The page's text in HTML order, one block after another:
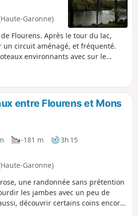
Garonne)
Flourens. Après le tour du lac,
un circuit aménagé, et fréquenté.
environnants avec sur le
entre Flourens et Mons
-181 m
3h 15
Garonne)
une randonnée sans prétention
les jambes avec un peu de
découvrir certains coins encore